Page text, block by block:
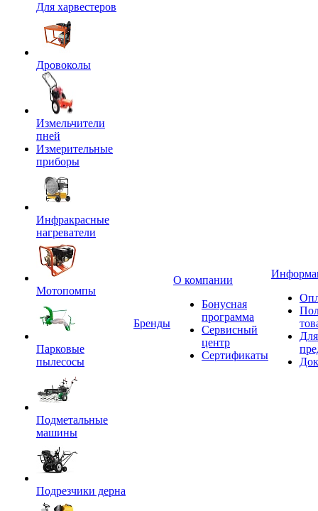
Для харвестеров
Дровоколы
Измельчители
пней
Измерительные
приборы
Инфракрасные
нагреватели
Мотопомпы
Парковые
пылесосы
Подметальные
машины
Подрезчики дерна
Бренды
О компании
Бонусная
программа
Сервисный
центр
Сертификаты
Для